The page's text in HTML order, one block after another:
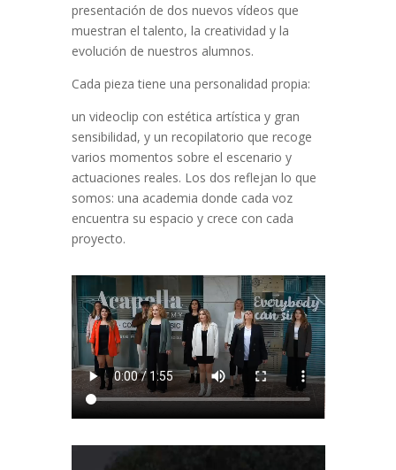
presentación de dos nuevos vídeos que
muestran el talento, la creatividad y la
evolución de nuestros alumnos.
Cada pieza tiene una personalidad propia:
un videoclip con estética artística y gran
sensibilidad, y un recopilatorio que recoge
varios momentos sobre el escenario y
actuaciones reales. Los dos reflejan lo que
somos: una academia donde cada voz
encuentra su espacio y crece con cada
proyecto.